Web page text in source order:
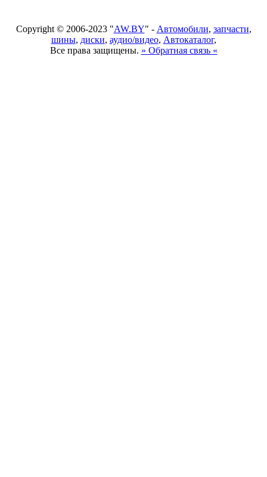
Copyright © 2006-2023 "AW.BY" - Автомобили, запчасти,
шины, диски, аудио/видео, Автокаталог,
Все права защищены. » Обратная связь «